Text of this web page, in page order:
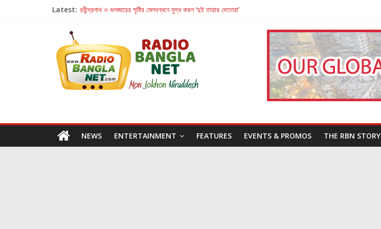
Latest: রবীন্দ্রনাথ ও গুলজারের সৃষ্টির মেলবন্ধনে মুগ্ধ করল ‘দুই তারার দোতারা’
Retribution: A Thought-Provoking Short Film That Challenges Our Understanding of Justice
হাওয়া বদলের টলিউডে ‘তুমি এলে তাই’
NEWS ENTERTAINMENT FEATURES EVENTS & PROMOS THE RBN STORY